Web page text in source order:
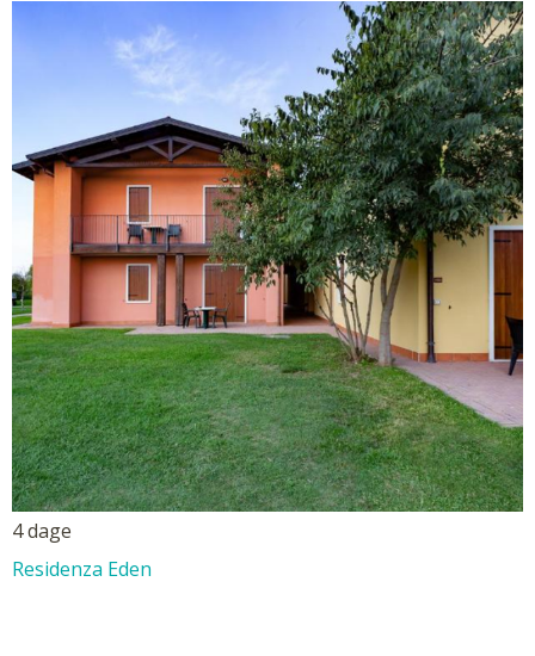
4 dage
Residenza Eden